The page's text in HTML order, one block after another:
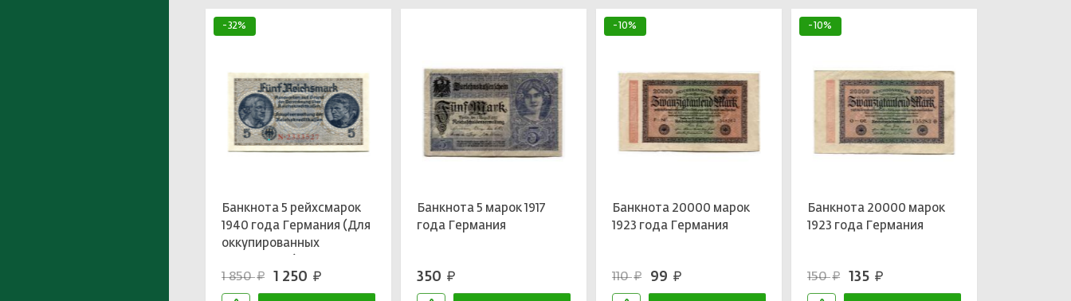
-32%
Банкнота 5 рейхсмарок
1940 года Германия (Для
оккупированных
1 850руб. 1 250 руб.
Банкнота 5 марок 1917
года Германия
350 руб.
-10%
Банкнота 20000 марок
1923 года Германия
110руб. 99 руб.
-10%
Банкнота 20000 марок
1923 года Германия
150руб. 135 руб.